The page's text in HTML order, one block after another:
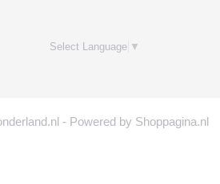
Select Language ▼
- Powered by Shoppagina.nl